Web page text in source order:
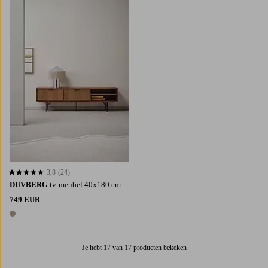
DUVBERG tv-meubel 40x180 cm
749 EUR
1 kleur
3,8 op basis van 24 beoordelingen
3,8 (24)
Je hebt 17 van 17 producten bekeken